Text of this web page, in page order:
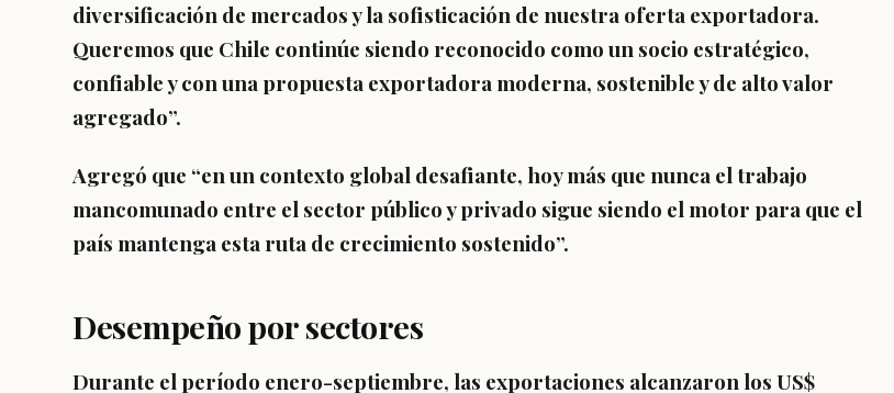
diversificación de mercados y la sofisticación de nuestra oferta exportadora.
Queremos que Chile continúe siendo reconocido como un socio estratégico,
confiable y con una propuesta exportadora moderna, sostenible y de alto valor
agregado”.
Agregó que “en un contexto global desafiante, hoy más que nunca el trabajo
mancomunado entre el sector público y privado sigue siendo el motor para que el
país mantenga esta ruta de crecimiento sostenido”.
Desempeño por sectores
Durante el período enero-septiembre, las exportaciones alcanzaron los US$